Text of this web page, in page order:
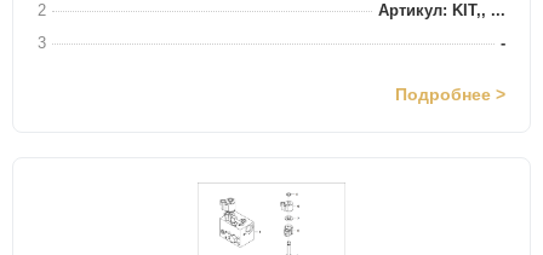
2
Артикул: KIT,, ...
3
-
Подробнее >